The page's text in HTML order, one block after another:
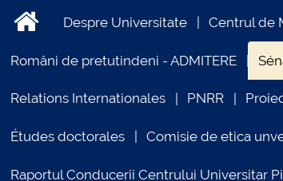
Despre Universitate Centrul de
Români de pretutindeni - ADMITERE
Relations Internationales PNRR
Études doctorales Comisie de etica
Raportul Conducerii Centrului Universitar